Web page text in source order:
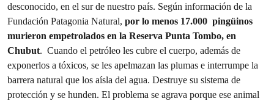
desconocido, en el sur de nuestro país. Según información de la
Fundación Patagonia Natural, por lo menos 17.000 pingüinos
murieron empetrolados en la Reserva Punta Tombo, en
Chubut. Cuando el petróleo les cubre el cuerpo, además de
exponerlos a tóxicos, se les apelmazan las plumas e interrumpe la
barrera natural que los aísla del agua. Destruye su sistema de
protección y se hunden. El problema se agrava porque ese animal